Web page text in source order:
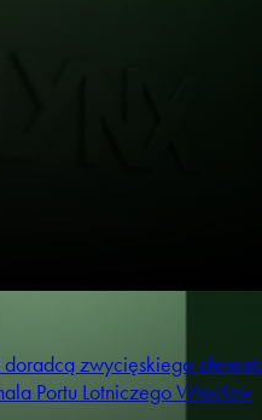
doradcą zwycięskiego
Portu Lotniczego Wrocław